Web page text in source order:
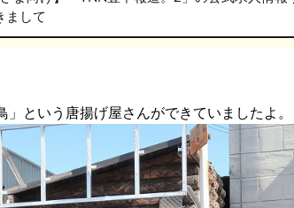
まして
という唐揚げ屋さんができていましたよ。